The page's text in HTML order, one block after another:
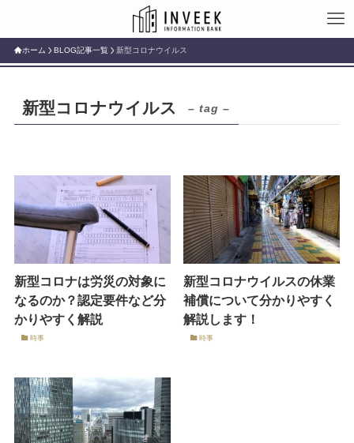
ホーム BLOG記事一覧 新型コロナウイルス
新型コロナウイルス – tag –
新型コロナは労災の対象に
なるのか？認定要件など分
かりやすく解説
時事
新型コロナウイルスの休業
補償について分かりやすく
解説します！
時事